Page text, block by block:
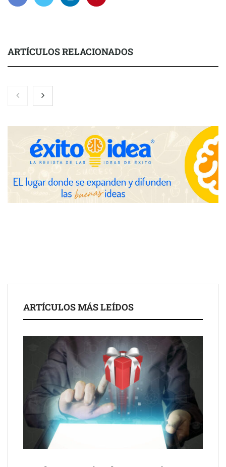
ARTÍCULOS RELACIONADOS
La luz roja, el nuevo aftersun, actúa en la recuperación de la piel
Eulalia Roig lanza ‘The Journal’, una revista digital mensual de
entrevistas y fotografía editorial
ARTÍCULOS MÁS LEÍDOS